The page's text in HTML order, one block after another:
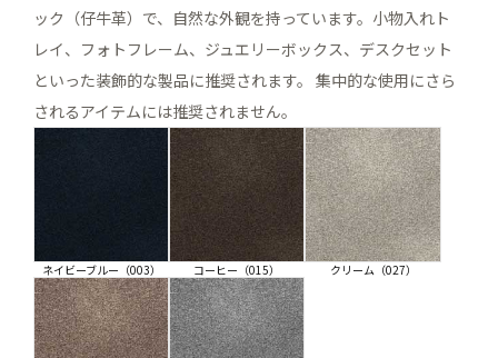
ック（仔牛革）で、自然な外観を持っています。小物入れト
レイ、フォトフレーム、ジュエリーボックス、デスクセット
といった装飾的な製品に推奨されます。 集中的な使用にさら
されるアイテムには推奨されません。
ネイビーブルー（003） コーヒー（015） クリーム（027）